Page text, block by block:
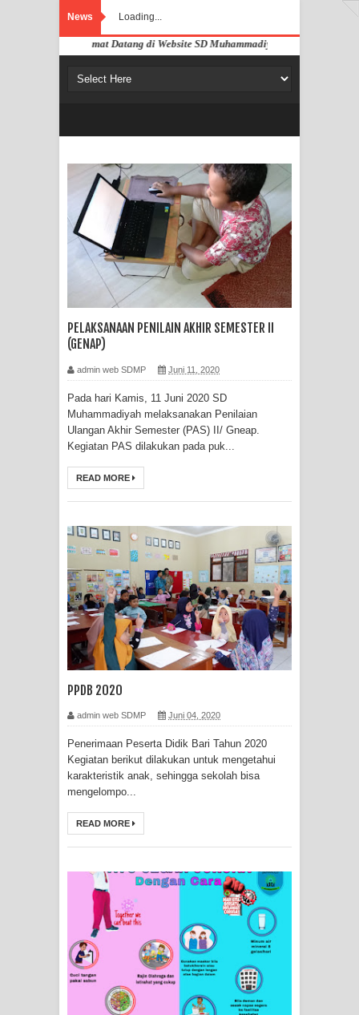
News Loading...
Selamat Datang di Website SD Muhammadiyah Pahandut Palangka
PELAKSANAAN PENILAIN AKHIR SEMESTER II
(GENAP)
admin web SDMP Juni 11, 2020
Pada hari Kamis, 11 Juni 2020 SD
Muhammadiyah melaksanakan Penilaian
Ulangan Akhir Semester (PAS) II/ Gneap.
Kegiatan PAS dilakukan pada puk...
READ MORE
PPDB 2020
admin web SDMP Juni 04, 2020
Penerimaan Peserta Didik Bari Tahun 2020
Kegiatan berikut dilakukan untuk mengetahui
karakteristik anak, sehingga sekolah bisa
mengelompo...
READ MORE